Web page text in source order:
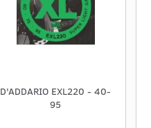
D'ADDARIO EXL220 - 40-
95